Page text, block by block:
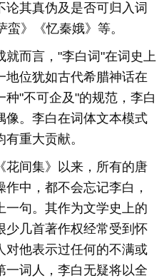
其真伪及是否可归入词
》《忆秦娥》等。
而言，"李白词"在词史上
地位犹如古代希腊神话在
"不可企及"的规范，李白
像。李白在词体文本模式
重大贡献。
间集》以来，所有的唐
中，都不会忘记李白，
一句。其作为文学史上的
少几首著作权经常受到怀
对他表示过任何的不满或
一词人，李白无疑将以全